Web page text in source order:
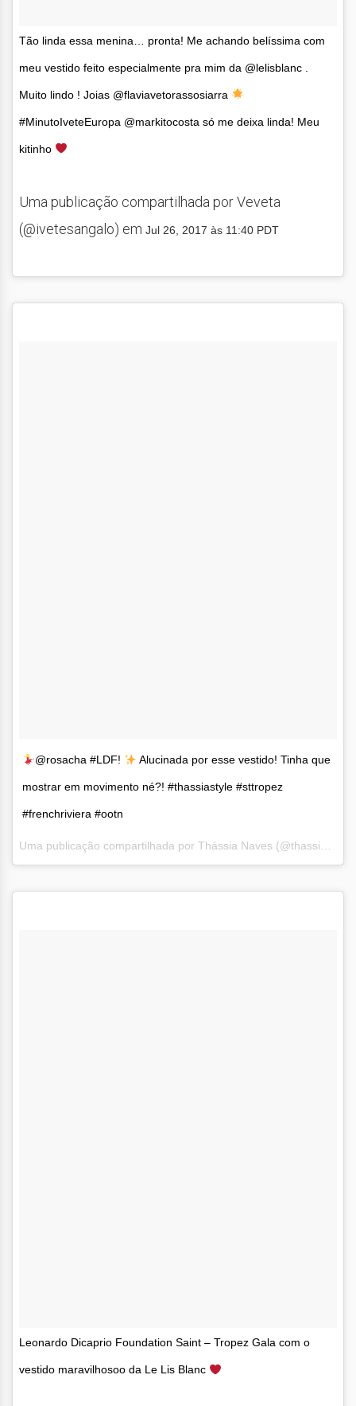
Tão linda essa menina… pronta! Me achando belíssima com
meu vestido feito especialmente pra mim da @lelisblanc .
Muito lindo ! Joias @flaviavetorassosiarra
#MinutoIveteEuropa @markitocosta só me deixa linda! Meu
kitinho
Uma publicação compartilhada por Veveta
(@ivetesangalo) em Jul 26, 2017 às 11:40 PDT
@rosacha #LDF! Alucinada por esse vestido! Tinha que
mostrar em movimento né?! #thassiastyle #sttropez
#frenchriviera #ootn
Leonardo Dicaprio Foundation Saint – Tropez Gala com o
vestido maravilhosoo da Le Lis Blanc